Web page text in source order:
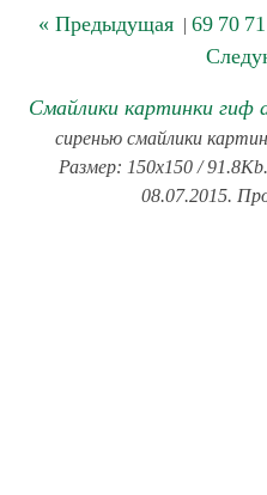
« Предыдущая| 69 70 71
Смайлики картинки гиф
сиренью смайлики
Размер: 150x150 /
08.07.2015.